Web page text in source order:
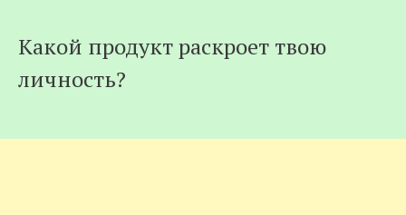
Какой продукт раскроет твою
личность?